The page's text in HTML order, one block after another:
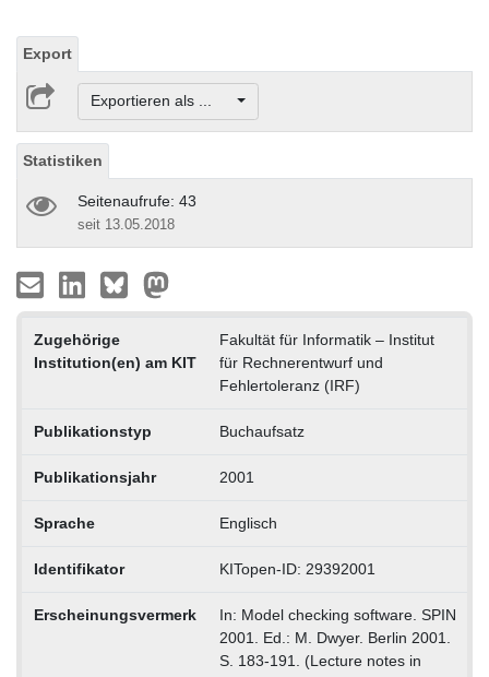
Export
Exportieren als ...
Statistiken
Seitenaufrufe: 43
seit 13.05.2018
Zugehörige
Institution(en) am KIT
Fakultät für Informatik – Institut
für Rechnerentwurf und
Fehlertoleranz (IRF)
Publikationstyp Buchaufsatz
Publikationsjahr 2001
Sprache Englisch
Identifikator KITopen-ID: 29392001
Erscheinungsvermerk
In: Model checking software. SPIN
2001. Ed.: M. Dwyer. Berlin 2001.
S. 183-191. (Lecture notes in